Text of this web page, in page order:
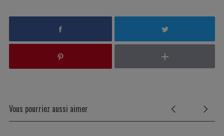
Vous pourriez aussi aimer